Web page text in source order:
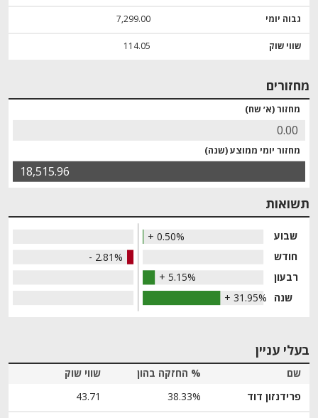
גבוה יומי 7,299.00
שווי שוק 114.05
מחזורים
0.00
18,515.96
מחזור יומי ממוצע (שנה)
מחזור (א׳ שח)
תשואות
+ 0.50%
- 2.81%
+ 5.15%
+ 31.95% שנה
רבעון
חודש
שבוע
בעלי עניין
שם % החזקה בהון
שווי שוק
פרידנזון דוד
38.33%
43.71